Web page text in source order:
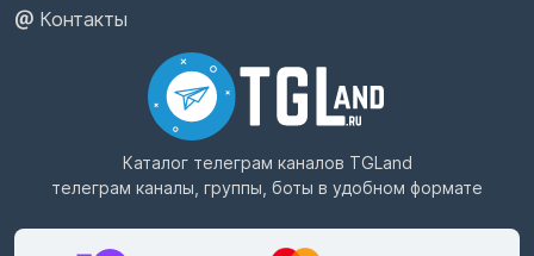
Контакты
Каталог телеграм каналов TGLand
телеграм каналы, группы, боты в удобном формате